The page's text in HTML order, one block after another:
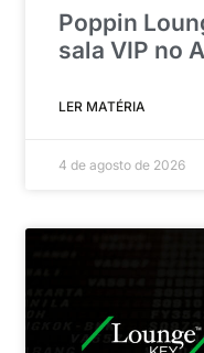
Poppin
sala VIP no
LER MATÉRIA
4 de agosto de 2026